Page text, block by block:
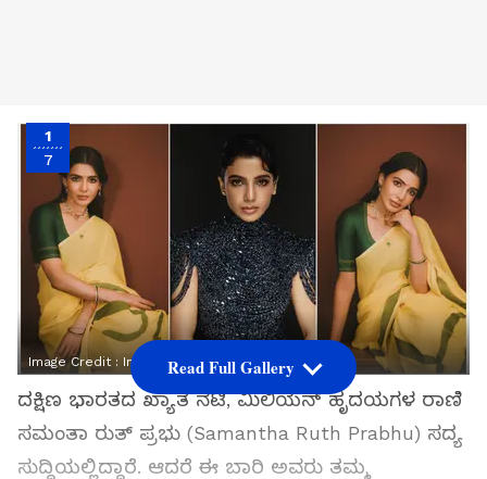
1
7
Image Credit : Instagram
ದಕ್ಷಿಣ ಭಾರತದ ಖ್ಯಾತ ನಟಿ, ಮಿಲಿಯನ್ ಹೃದಯಗಳ ರಾಣಿ
ಸಮಂತಾ ರುತ್ ಪ್ರಭು (Samantha Ruth Prabhu) ಸದ್ಯ
ಸುದ್ದಿಯಲ್ಲಿದ್ದಾರೆ. ಆದರೆ ಈ ಬಾರಿ ಅವರು ತಮ್ಮ
Read Full Gallery